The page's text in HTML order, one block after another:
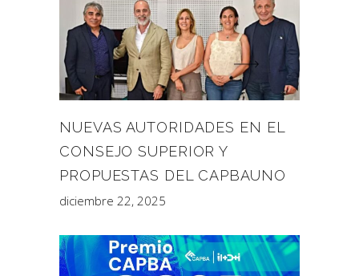
NUEVAS AUTORIDADES EN EL
CONSEJO SUPERIOR Y
PROPUESTAS DEL CAPBAUNO
diciembre 22, 2025